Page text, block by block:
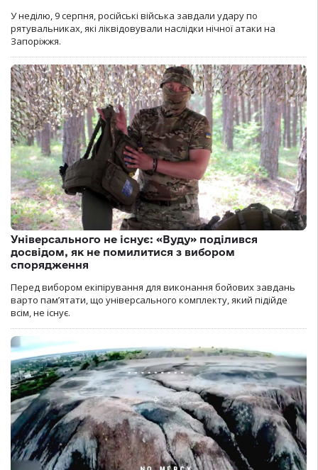
У неділю, 9 серпня, російські війська завдали удару по
рятувальниках, які ліквідовували наслідки нічної атаки на
Запоріжжя.
Універсального не існує: «Вуду» поділився
досвідом, як не помилитися з вибором
спорядження
Перед вибором екіпірування для виконання бойових завдань
варто пам’ятати, що універсального комплекту, який підійде
всім, не існує.